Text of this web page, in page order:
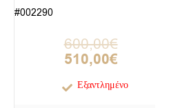
#002290
600,00€
Original
price
was:
600,00€.
510,00€
Η
τρέχουσα
τιμή
είναι:
510,00€.
Εξαντλημένο